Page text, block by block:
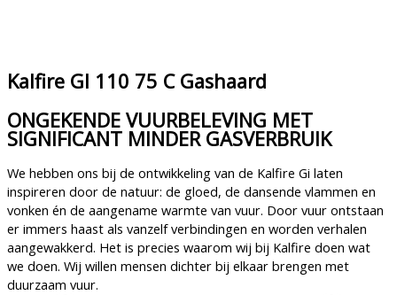
Kalfire GI 110 75 C Gashaard
ONGEKENDE VUURBELEVING MET
SIGNIFICANT MINDER GASVERBRUIK
We hebben ons bij de ontwikkeling van de Kalfire Gi laten
inspireren door de natuur: de gloed, de dansende vlammen en
vonken én de aangename warmte van vuur. Door vuur ontstaan
er immers haast als vanzelf verbindingen en worden verhalen
aangewakkerd. Het is precies waarom wij bij Kalfire doen wat
we doen. Wij willen mensen dichter bij elkaar brengen met
duurzaam vuur.